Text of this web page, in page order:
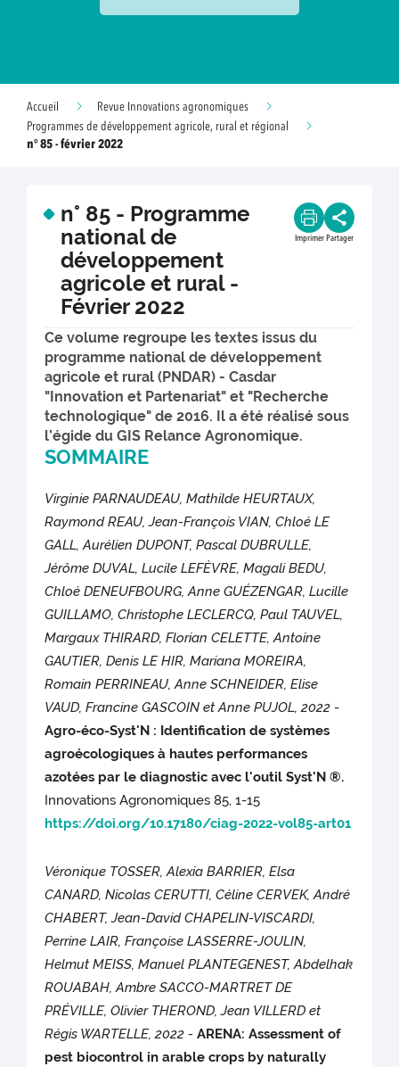
Accueil
Revue Innovations agronomiques
Programmes de développement agricole, rural et régional
n° 85 - février 2022
n° 85 - Programme
national de
développement
agricole et rural -
Février 2022
Imprimer Partager
Ce volume regroupe les textes issus du
programme national de développement
agricole et rural (PNDAR) - Casdar
"Innovation et Partenariat" et "Recherche
technologique" de 2016. Il a été réalisé sous
l’égide du GIS Relance Agronomique.
SOMMAIRE
Virginie PARNAUDEAU, Mathilde HEURTAUX,
Raymond REAU, Jean-François VIAN, Chloé LE
GALL, Aurélien DUPONT, Pascal DUBRULLE,
Jérôme DUVAL, Lucile LEFÈVRE, Magali BEDU,
Chloé DENEUFBOURG, Anne GUÉZENGAR, Lucille
GUILLAMO, Christophe LECLERCQ, Paul TAUVEL,
Margaux THIRARD, Florian CELETTE, Antoine
GAUTIER, Denis LE HIR, Mariana MOREIRA,
Romain PERRINEAU, Anne SCHNEIDER, Elise
VAUD, Francine GASCOIN et Anne PUJOL, 2022 -
Agro-éco-Syst'N : Identification de systèmes
agroécologiques à hautes performances
azotées par le diagnostic avec l'outil Syst'N ®.
Innovations Agronomiques 85, 1-15
https://doi.org/10.17180/ciag-2022-vol85-art01
Véronique TOSSER, Alexia BARRIER, Elsa
CANARD, Nicolas CERUTTI, Céline CERVEK, André
CHABERT, Jean-David CHAPELIN-VISCARDI,
Perrine LAIR, Françoise LASSERRE-JOULIN,
Helmut MEISS, Manuel PLANTEGENEST, Abdelhak
ROUABAH, Ambre SACCO-MARTRET DE
PRÉVILLE, Olivier THEROND, Jean VILLERD et
Régis WARTELLE, 2022 -ARENA: Assessment of
pest biocontrol in arable crops by naturally